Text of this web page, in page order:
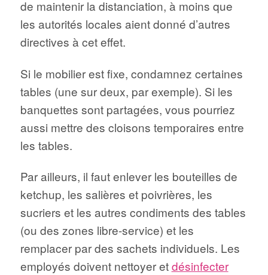
de maintenir la distanciation, à moins que
les autorités locales aient donné d’autres
directives à cet effet.
Si le mobilier est fixe, condamnez certaines
tables (une sur deux, par exemple). Si les
banquettes sont partagées, vous pourriez
aussi mettre des cloisons temporaires entre
les tables.
Par ailleurs, il faut enlever les bouteilles de
ketchup, les salières et poivrières, les
sucriers et les autres condiments des tables
(ou des zones libre-service) et les
remplacer par des sachets individuels. Les
employés doivent nettoyer etdésinfecter